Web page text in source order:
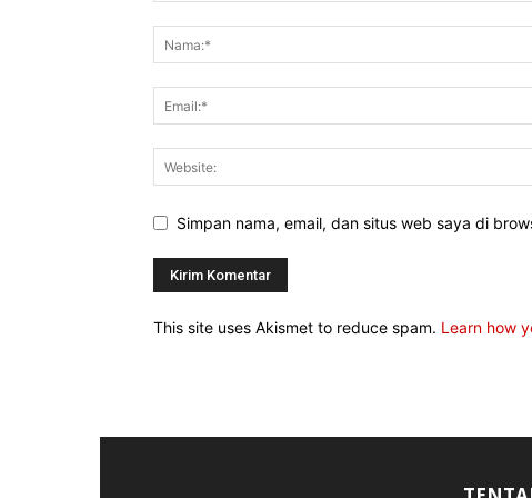
Simpan nama, email, dan situs web saya di
This site uses Akismet to reduce spam. Learn how